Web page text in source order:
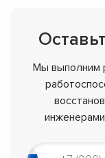
Мы выполним